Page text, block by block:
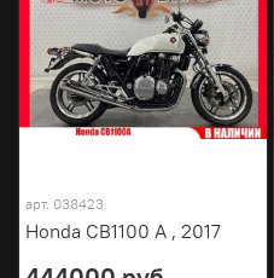
арт. 038423
Honda CB1100 A , 2017